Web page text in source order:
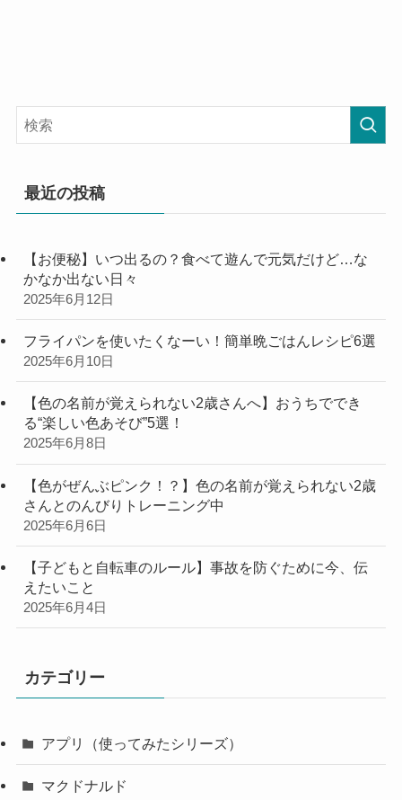
最近の投稿
【お便秘】いつ出るの？食べて遊んで元気だけど…な
かなか出ない日々
2025年6月12日
フライパンを使いたくなーい！簡単晩ごはんレシピ6選
2025年6月10日
【色の名前が覚えられない2歳さんへ】おうちででき
る“楽しい色あそび”5選！
2025年6月8日
【色がぜんぶピンク！？】色の名前が覚えられない2歳
さんとのんびりトレーニング中
2025年6月6日
【子どもと自転車のルール】事故を防ぐために今、伝
えたいこと
2025年6月4日
カテゴリー
アプリ（使ってみたシリーズ）
マクドナルド